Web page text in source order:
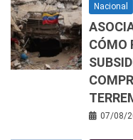
Nacional
CÓMO
07/08/